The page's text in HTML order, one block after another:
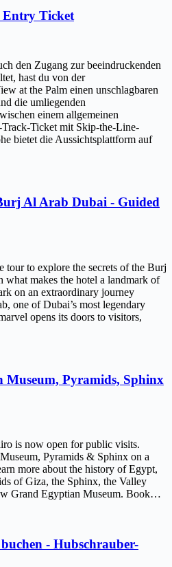
Entry Ticket
den Zugang zur beeindruckenden
hast du von der
at the Palm einen unschlagbaren
die umliegenden
einem allgemeinen
Ticket mit Skip-the-Line-
bietet die Aussichtsplattform auf
Al Arab Dubai - Guided
to explore the secrets of the Burj
makes the hotel a landmark of
on an extraordinary journey
one of Dubai’s most legendary
opens its doors to visitors,
Pyramids, Sphinx
is now open for public visits.
Pyramids & Sphinx on a
more about the history of Egypt,
of Giza, the Sphinx, the Valley
Grand Egyptian Museum. Book…
- Hubschrauber-